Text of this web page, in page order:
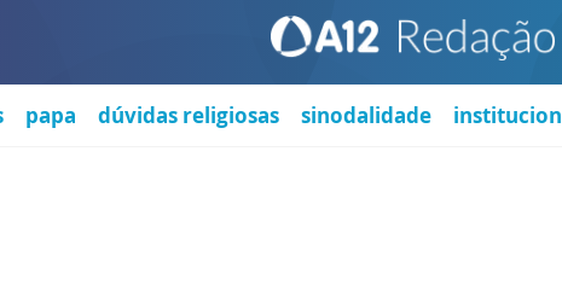
papa dúvidas religiosas sinodalidade